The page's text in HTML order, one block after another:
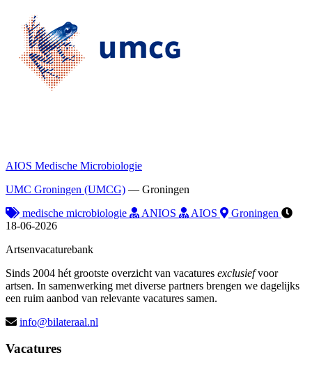
AIOS Medische Microbiologie
UMC Groningen (UMCG) — Groningen
medische microbiologie
ANIOS AIOS
Groningen
18-06-2026
Artsenvacaturebank
Sinds 2004 hét grootste overzicht van vacatures exclusiefvoor
artsen. In samenwerking met diverse partners brengen we dagelijks
een ruim aanbod van relevante vacatures samen.
info@bilateraal.nl
Vacatures